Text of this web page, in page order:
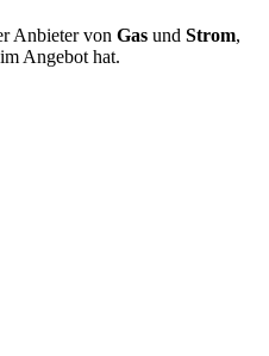
Anbieter von Gas und Strom,
Angebot hat.